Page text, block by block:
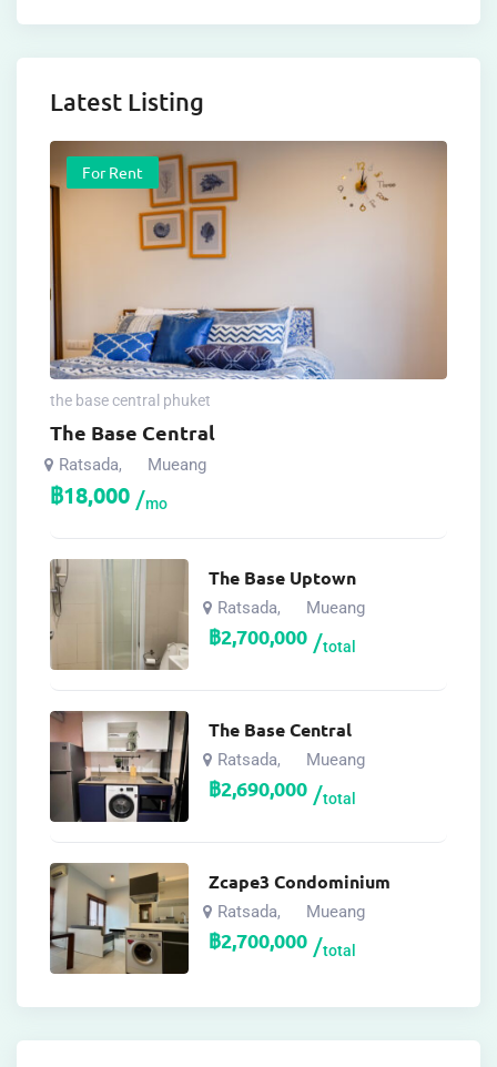
Latest Listing
For Rent
the base central phuket
The Base Central
Ratsada, Mueang
฿18,000 mo
The Base Uptown
Ratsada, Mueang
฿2,700,000 total
The Base Central
Ratsada, Mueang
฿2,690,000 total
Zcape3 Condominium
Ratsada, Mueang
฿2,700,000 total